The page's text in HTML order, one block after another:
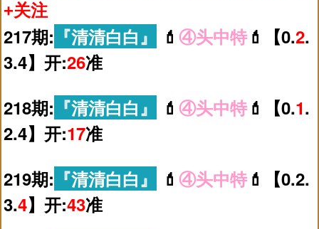
+关注
217期: 『清清白白』 💄 ④头中特💄【0.2.
3.4】开:26准
218期: 『清清白白』 💄 ④头中特💄【0.1.
2.4】开:17准
219期: 『清清白白』 💄 ④头中特💄【0.2.
3.4】开:43准